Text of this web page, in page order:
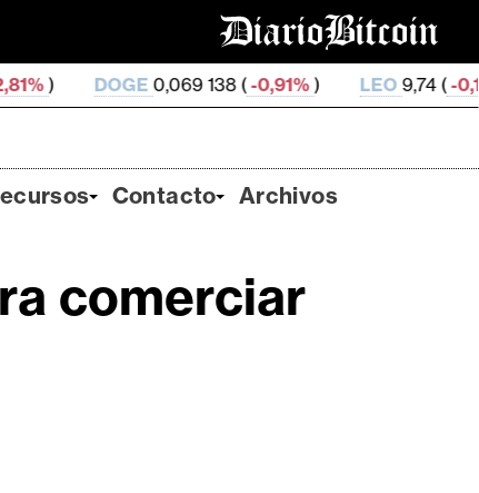
0,069 138 (-0,91%) LEO9,74 ( -0,14%)
Contacto Archivos
comerciar